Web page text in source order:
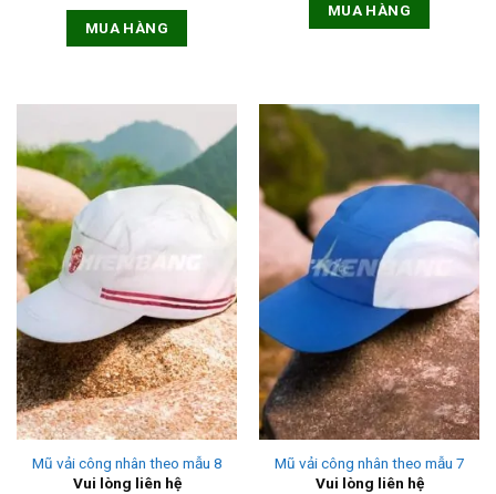
MUA HÀNG
MUA HÀNG
Mũ vải công nhân theo mẫu 8
Vui lòng liên hệ
Mũ vải công nhân theo mẫu 7
Vui lòng liên hệ